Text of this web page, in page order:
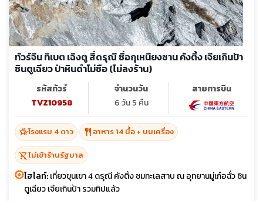
ทัวร์จีน ทิเบต เฉิงตู สี่ดรุณี ซื่อกุเหนียงซาน คังติ้ง เจียเกินป้า
ซินตูเฉียว ป่าหินดำโม่ซือ (ไม่ลงร้าน)
รหัสทัวร์
TVZ10958
จำนวนวัน
6 วัน 5 คืน
สายการบิน
hotel_classโรงแรม 4 ดาว restaurant อาหาร 14 มื้อ + บนเครื่อง
shopping_cart_offไม่เข้าร้านรัฐบาล
ไฮไลท์:เที่ยวขุนเขา 4 ดรุณี คังติ้ง ชมทะเลสาบ ณ อุทยานมู่เก๋อฉั่ว ซิน
ตูเฉียว เจียเกินป้า รวมทิปแล้ว